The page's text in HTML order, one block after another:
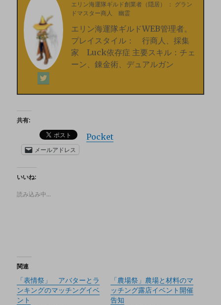
エリン海運隊ギルド創業者（隠居） ： グラン
ドマスター商人 幽霊
エリン海運隊ギルドWEB管理者。
プレイスタイル： 行商人、採集
家 Luck依存症 主要スキル：チェ
ーン、錬金術、デュアルガン
共有:
Pocket
メールアドレス
いいね:
読み込み中…
関連
「表情祭」 アバターとラ
ンキングのマッチングイベ
ント
「農場祭」農場と材料のマ
ッチング露店イベント開催
告知